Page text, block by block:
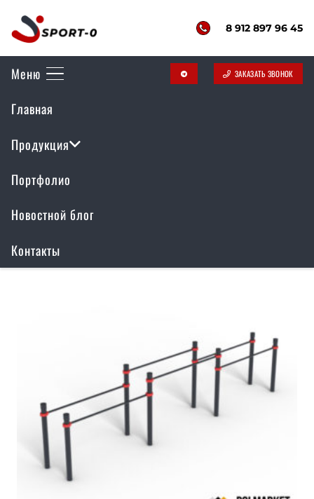
8 912 897 96 45
Меню
Главная
Продукция
Портфолио
Новостной блог
Контакты
telegram ЗАКАЗАТЬ ЗВОНОК
Воркаут комплекс
РР-058
Отображение единственного товара